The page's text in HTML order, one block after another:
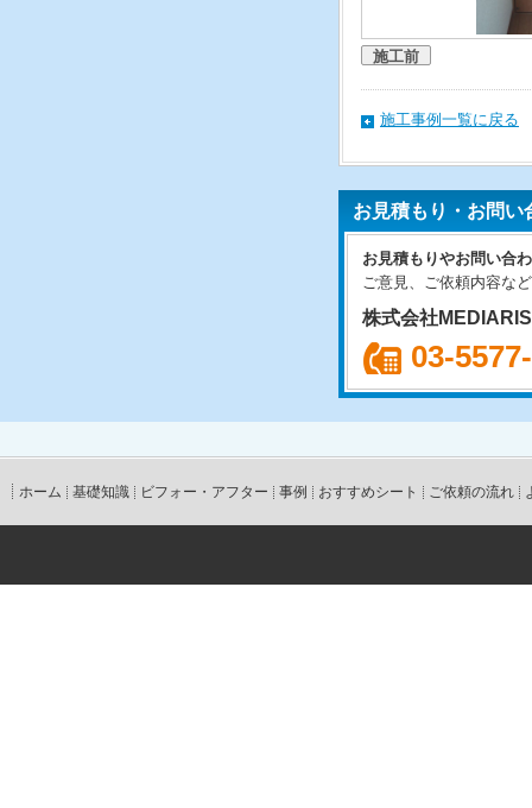
施工前
施工事例一覧に戻る
お見積もり・お問い
お見積もりやお問い合
ご意見、ご依頼内容な
株式会社
03-
ホーム 基礎知識 ビフォー・アフター 事例 おすすめシート ご依頼の流れ